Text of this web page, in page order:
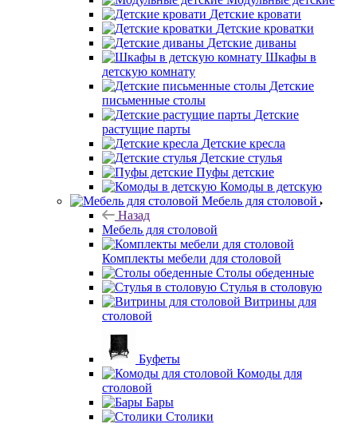
Детские кровати
Детские кроватки
Детские диваны
Шкафы в
детскую комнату
Детские
письменные столы
Детские
растущие парты
Детские кресла
Детские стулья
Пуфы детские
Комоды в детскую
Мебель для столовой
Назад
Мебель для столовой
Комплекты мебели для столовой
Столы обеденные
Стулья в столовую
Витрины для
столовой
Буфеты
Комоды для
столовой
Бары
Столики